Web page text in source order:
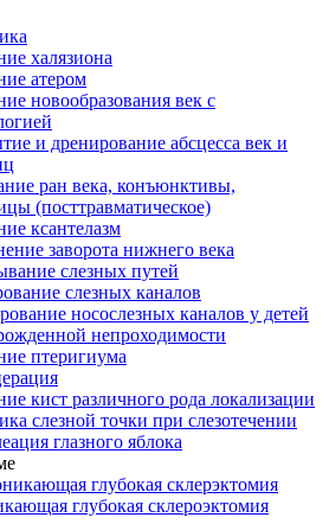
халязиона
атером
новообразования век с
и дренирование абсцесса век и
ран века, конъюнктивы,
(посттравматическое)
ксантелазм
заворота нижнего века
слезных путей
слезных каналов
носослезных каналов у детей
непроходимости
птеригиума
кист различного рода локализации
слезной точки при слезотечении
глазного яблока
глубокая склерэктомия
глубокая склероэктомия